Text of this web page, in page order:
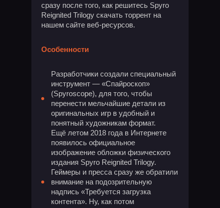
сразу после того, как решитесь Spyro
Reignited Trilogy скачать торрент на
нашем сайте веб-ресурсов.
Особенности
Разработчики создали специальный
инструмент — «Спайроскоп»
(Spyroscope), для того, чтобы
перенести мельчайшие детали из
оригинальных игр в удобный и
понятный художникам формат.
Ещё летом 2018 года в Интернете
появилось официальное
изображение обложки физического
издания Spyro Reignited Trilogy.
Геймеры и пресса сразу же обратили
внимание на подозрительную
надпись «Требуется загрузка
контента». Ну, как потом